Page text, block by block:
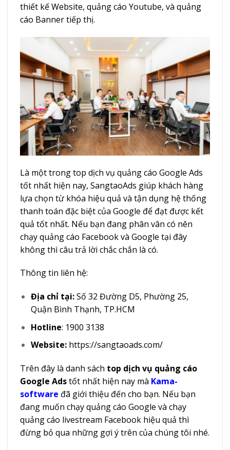
thiết kế Website, quảng cáo Youtube, và quảng
cáo Banner tiếp thị.
Là một trong top dịch vụ quảng cáo Google Ads
tốt nhất hiện nay, SangtaoAds giúp khách hàng
lựa chọn từ khóa hiệu quả và tận dụng hệ thống
thanh toán đặc biệt của Google để đạt được kết
quả tốt nhất. Nếu bạn đang phân vân có nên
chạy quảng cáo Facebook và Google tại đây
không thì câu trả lời chắc chắn là có.
Thông tin liên hệ:
Địa chỉ tại:Số 32 Đường D5, Phường 25,
Quận Bình Thạnh, TP.HCM
Hotline: 1900 3138
Website:https://sangtaoads.com/
Trên đây là danh sách top dịch vụ quảng cáo
Google Adstốt nhất hiện nay mà Kama-
software đã giới thiệu đến cho bạn. Nếu bạn
đang muốn chạy quảng cáo Google và chạy
quảng cáo livestream Facebook hiệu quả thì
đừng bỏ qua những gợi ý trên của chúng tôi nhé.